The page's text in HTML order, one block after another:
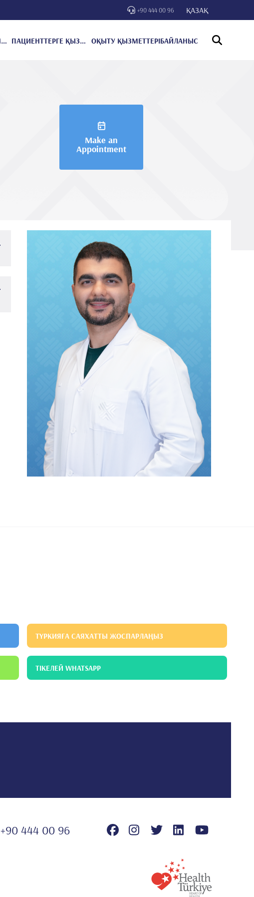
+90 444 00 96 ҚАЗАҚ
БӨЛІМДЕР ЖӘНЕ ЕМДЕУЛЕР ПАЦИЕНТТЕРГЕ ҚЫЗМЕТ КӨРСЕТУ ОҚЫТУ ҚЫЗМЕТТЕРІБАЙЛАНЫС
Make an
Appointment
ТҮРКИЯҒА САЯХАТТЫ ЖОСПАРЛАҢЫЗ
ТІКЕЛЕЙ WHATSAPP
+90 444 00 96